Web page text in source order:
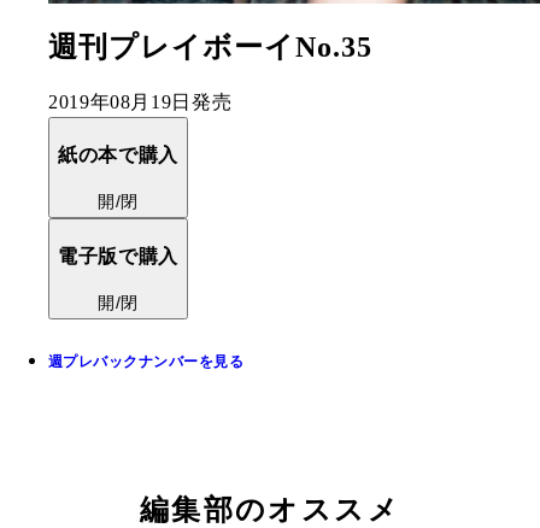
週刊プレイボーイNo.35
2019年08月19日発売
紙の本で購入
開/閉
電子版で購入
開/閉
週プレバックナンバーを見る
編集部のオススメ